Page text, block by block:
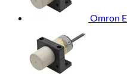
Omron